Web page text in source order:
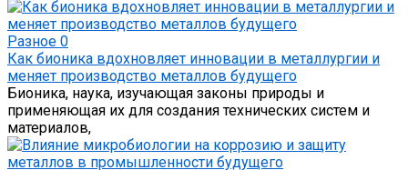
Разное 0
Как бионика вдохновляет инновации в металлургии и
меняет производство металлов будущего
Бионика, наука, изучающая законы природы и
применяющая их для создания технических систем и
материалов,